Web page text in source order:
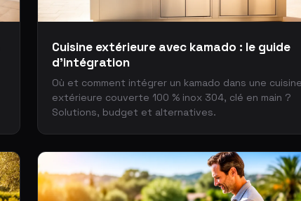
Cuisine extérieure avec kamado : le guide
d'intégration
Où et comment intégrer un kamado dans une
extérieure couverte 100 % inox 304, clé en main ?
Solutions, budget et alternatives.